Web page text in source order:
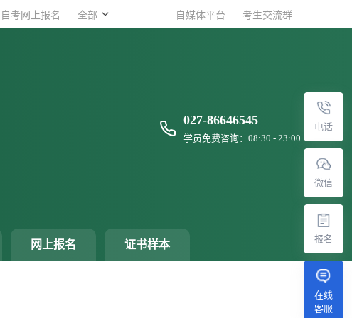
自考网上报名 全部 自媒体平台 考生交流群
027-86646545
学员免费咨询：08:30 - 23:00
网上报名 证书样本
电话
微信
报名
在线
客服
自考网上报名 全部 自媒体平台 考生交流群